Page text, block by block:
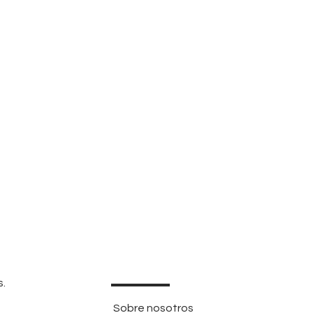
Sobre nosotros